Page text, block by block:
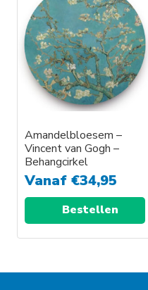
heeft
meerdere
variaties.
Deze
optie
kan
gekozen
worden
op
de
productpagina
Amandelbloesem –
Vincent van Gogh –
Behangcirkel
Vanaf €34,95
Bestellen